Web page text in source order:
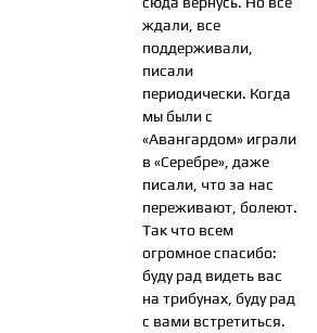
ждали, все
поддерживали,
писали
периодически. Когда
мы были с
«Авангардом» играли
в «Серебре», даже
писали, что за нас
переживают, болеют.
Так что всем
огромное спасибо:
буду рад видеть вас
на трибунах, буду рад
с вами встретиться.